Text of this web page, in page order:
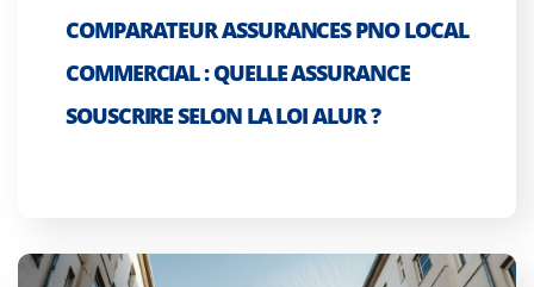
COMPARATEUR ASSURANCES PNO LOCAL
COMMERCIAL : QUELLE ASSURANCE
SOUSCRIRE SELON LA LOI ALUR ?